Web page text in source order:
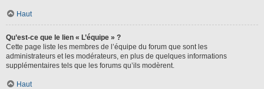
Haut
Qu’est-ce que le lien « L’équipe » ?
Cette page liste les membres de l’équipe du forum que sont les
administrateurs et les modérateurs, en plus de quelques informations
supplémentaires tels que les forums qu’ils modèrent.
Haut